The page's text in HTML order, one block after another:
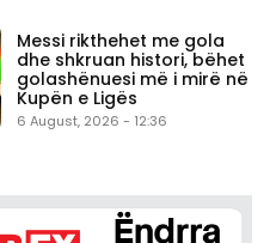
Messi rikthehet me gola
dhe shkruan histori, bëhet
golashënuesi më i mirë në
Kupën e Ligës
6 August, 2026 - 12:36